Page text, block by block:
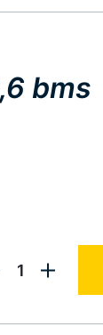
bms
1